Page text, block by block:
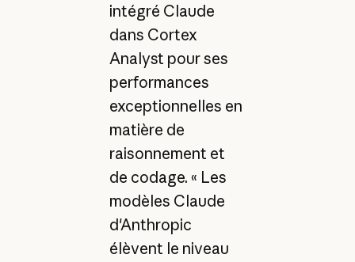
intégré Claude
dans Cortex
Analyst pour ses
performances
exceptionnelles en
matière de
raisonnement et
de codage. « Les
modèles Claude
d'Anthropic
élèvent le niveau